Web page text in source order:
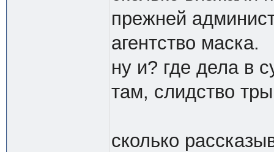
прежней
агентство маска.
ну и? где дела в
там, слидство
сколько